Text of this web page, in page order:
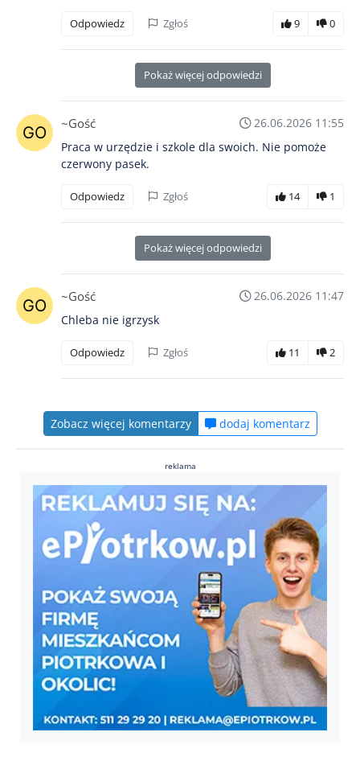
Odpowiedz Zgłoś 9 0
Pokaż więcej odpowiedzi
~Gość
26.06.2026 11:55
Praca w urzędzie i szkole dla swoich. Nie pomoże
czerwony pasek.
Odpowiedz Zgłoś 14 1
Pokaż więcej odpowiedzi
~Gość
26.06.2026 11:47
Chleba nie igrzysk
Odpowiedz Zgłoś 11 2
Zobacz więcej komentarzy dodaj komentarz
reklama